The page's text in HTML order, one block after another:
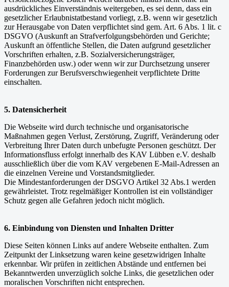
ausdrückliches Einverständnis weitergeben, es sei denn, dass ein
gesetzlicher Erlaubnistatbestand vorliegt, z.B. wenn wir gesetzlich
zur Herausgabe von Daten verpflichtet sind gem. Art. 6 Abs. 1 lit. c
DSGVO (Auskunft an Strafverfolgungsbehörden und Gerichte;
Auskunft an öffentliche Stellen, die Daten aufgrund gesetzlicher
Vorschriften erhalten, z.B. Sozialversicherungsträger,
Finanzbehörden usw.) oder wenn wir zur Durchsetzung unserer
Forderungen zur Berufsverschwiegenheit verpflichtete Dritte
einschalten.
5. Datensicherheit
Die Webseite wird durch technische und organisatorische
Maßnahmen gegen Verlust, Zerstörung, Zugriff, Veränderung oder
Verbreitung Ihrer Daten durch unbefugte Personen geschützt. Der
Informationsfluss erfolgt innerhalb des KAV Lübben e.V. deshalb
ausschließlich über die vom KAV vergebenen E-Mail-Adressen an
die einzelnen Vereine und Vorstandsmitglieder.
Die Mindestanforderungen der DSGVO Artikel 32 Abs.1 werden
gewährleistet. Trotz regelmäßiger Kontrollen ist ein vollständiger
Schutz gegen alle Gefahren jedoch nicht möglich.
6. Einbindung von Diensten und Inhalten Dritter
Diese Seiten können Links auf andere Webseite enthalten. Zum
Zeitpunkt der Linksetzung waren keine gesetzwidrigen Inhalte
erkennbar. Wir prüfen in zeitlichen Abstände und entfernen bei
Bekanntwerden unverzüglich solche Links, die gesetzlichen oder
moralischen Vorschriften nicht entsprechen.